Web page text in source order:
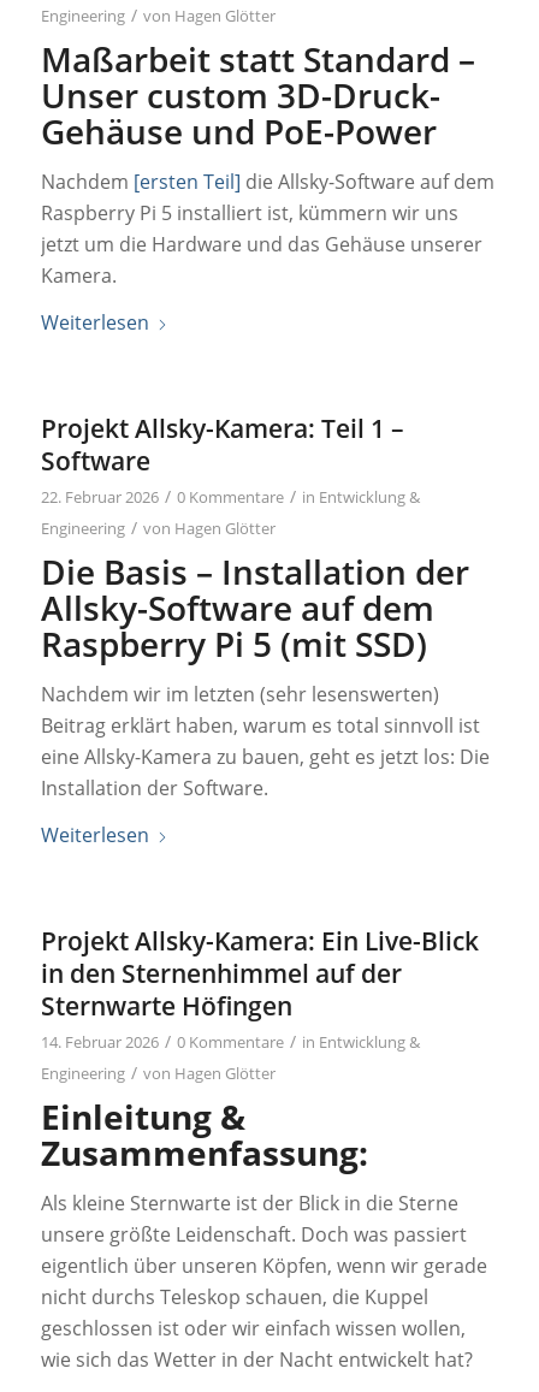
Engineering / von Hagen Glötter
Maßarbeit statt Standard –
Unser custom 3D-Druck-
Gehäuse und PoE-Power
Nachdem [ersten Teil] die Allsky-Software auf dem
Raspberry Pi 5 installiert ist, kümmern wir uns
jetzt um die Hardware und das Gehäuse unserer
Kamera.
Weiterlesen
Projekt Allsky-Kamera: Teil 1 –
Software
22. Februar 2026 / 0 Kommentare / in Entwicklung &
Engineering / von Hagen Glötter
Die Basis – Installation der
Allsky-Software auf dem
Raspberry Pi 5 (mit SSD)
Nachdem wir im letzten (sehr lesenswerten)
Beitrag erklärt haben, warum es total sinnvoll ist
eine Allsky-Kamera zu bauen, geht es jetzt los: Die
Installation der Software.
Weiterlesen
Projekt Allsky-Kamera: Ein Live-Blick
in den Sternenhimmel auf der
Sternwarte Höfingen
14. Februar 2026 / 0 Kommentare / in Entwicklung &
Engineering / von Hagen Glötter
Einleitung &
Zusammenfassung:
Als kleine Sternwarte ist der Blick in die Sterne
unsere größte Leidenschaft. Doch was passiert
eigentlich über unseren Köpfen, wenn wir gerade
nicht durchs Teleskop schauen, die Kuppel
geschlossen ist oder wir einfach wissen wollen,
wie sich das Wetter in der Nacht entwickelt hat?